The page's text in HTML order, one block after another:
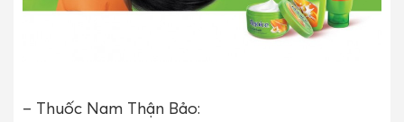
– Thuốc Nam Thận Bảo: